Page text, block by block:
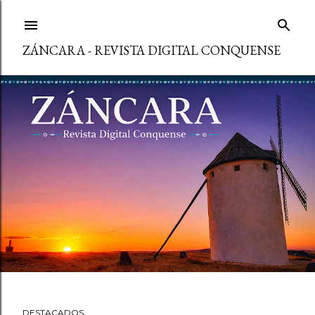
ZÁNCARA - REVISTA DIGITAL CONQUENSE
DESTACADOS